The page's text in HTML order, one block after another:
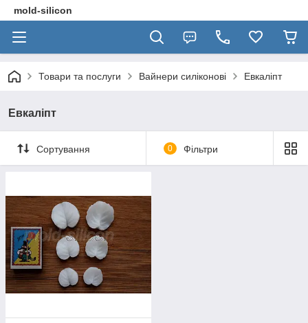
mold-silicon
Товари та послуги Вайнери силіконові Евкаліпт
Евкаліпт
Сортування 0 Фільтри